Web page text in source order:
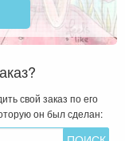
свой заказ по его
он был сделан: